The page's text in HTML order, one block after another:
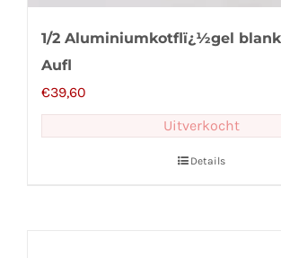
1/2 Aluminiumkotflï¿½gel
Aufl
€39,60
Uitverkocht
Details